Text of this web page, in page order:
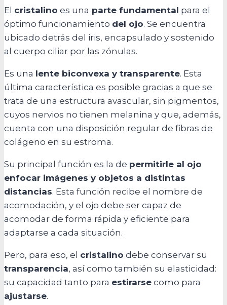
El cristalino es una parte fundamental para el
óptimo funcionamiento del ojo. Se encuentra
ubicado detrás del iris, encapsulado y sostenido
al cuerpo ciliar por las zónulas.
Es una lente biconvexa y transparente. Esta
última característica es posible gracias a que se
trata de una estructura avascular, sin pigmentos,
cuyos nervios no tienen melanina y que, además,
cuenta con una disposición regular de fibras de
colágeno en su estroma.
Su principal función es la de permitirle al ojo
enfocar imágenes y objetos a distintas
distancias. Esta función recibe el nombre de
acomodación, y el ojo debe ser capaz de
acomodar de forma rápida y eficiente para
adaptarse a cada situación.
Pero, para eso, el cristalino debe conservar su
transparencia, así como también su elasticidad:
su capacidad tanto para estirarse como para
ajustarse.